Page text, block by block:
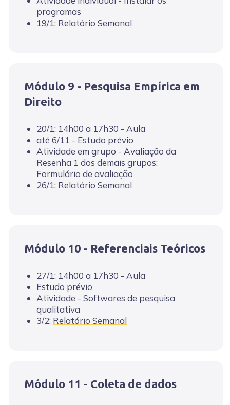
programas
19/1: Relatório Semanal
Módulo 9 - Pesquisa Empírica em
Direito
20/1: 14h00 a 17h30 - Aula
até 6/11 - Estudo prévio
Atividade em grupo - Avaliação da
Resenha 1 dos demais grupos:
Formulário de avaliação
26/1: Relatório Semanal
Módulo 10 - Referenciais Teóricos
27/1: 14h00 a 17h30 - Aula
Estudo prévio
Atividade - Softwares de pesquisa
qualitativa
3/2: Relatório Semanal
Módulo 11 - Coleta de dados